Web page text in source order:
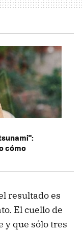
cómo
resultado es
El cuello de
y que sólo tres